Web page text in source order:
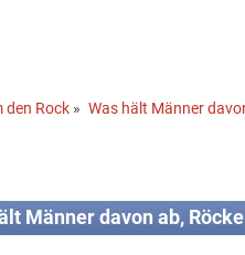
den Rock » Was hält Männer
Männer davon ab,